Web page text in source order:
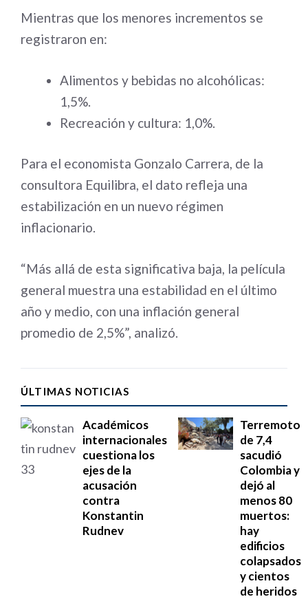
Mientras que los menores incrementos se
registraron en:
Alimentos y bebidas no alcohólicas:
1,5%.
Recreación y cultura: 1,0%.
Para el economista Gonzalo Carrera, de la
consultora Equilibra, el dato refleja una
estabilización en un nuevo régimen
inflacionario.
“Más allá de esta significativa baja, la película
general muestra una estabilidad en el último
año y medio, con una inflación general
promedio de 2,5%”, analizó.
ÚLTIMAS NOTICIAS
Académicos
internacionales
cuestiona los
ejes de la
acusación
contra
Konstantin
Rudnev
Terremoto
de 7,4
sacudió
Colombia y
dejó al
menos 80
muertos:
hay
edificios
colapsados
y cientos
de heridos